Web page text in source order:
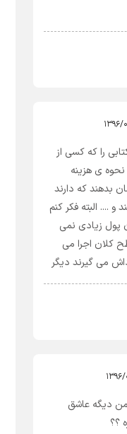
را که کسی از
ی هزینه
بدهند که دارند
.... البته فکر کنم
پول زیادی نمی
کلان اجرا می
می گیرند دیگر
دیگه عاشق